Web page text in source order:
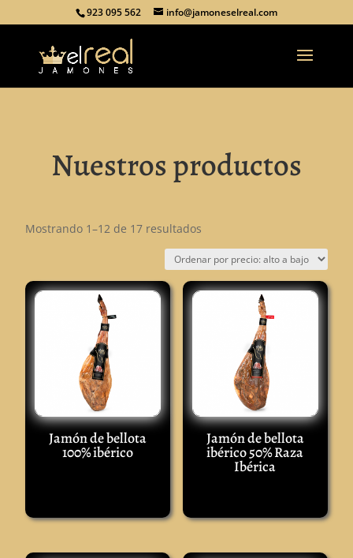
923 095 562 info@jamoneselreal.com
Nuestros productos
Mostrando 1–12 de 17 resultados
por
precio:
alto
Jamón de bellota
100% ibérico
Jamón de bellota
ibérico 50% Raza
Ibérica